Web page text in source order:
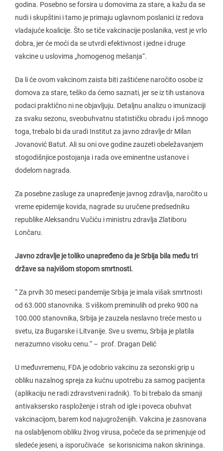
godina. Posebno se forsira u domovima za stare, a kažu da se
nudi i skupštini i tamo je primaju uglavnom poslanici iz redova
vladajuće koalicije. Što se tiče vakcinacije poslanika, vest je vrlo
dobra, jer će moći da se utvrdi efektivnost i jedne i druge
vakcine u uslovima „homogenog mešanja“.
Da li će ovom vakcinom zaista biti zaštićene naročito osobe iz
domova za stare, teško da ćemo saznati, jer se iz tih ustanova
podaci praktično ni ne objavljuju. Detaljnu analizu o imunizaciji
za svaku sezonu, sveobuhvatnu statističku obradu i još mnogo
toga, trebalo bi da uradi Institut za javno zdravlje dr Milan
Jovanović Batut. Ali su oni ove godine zauzeti obeležavanjem
stogodišnjice postojanja i rada ove eminentne ustanove i
dodelom nagrada.
Za posebne zasluge za unapređenje javnog zdravlja, naročito u
vreme epidemije kovida, nagrade su uručene predsedniku
republike Aleksandru Vučiću i ministru zdravlja Zlatiboru
Lončaru.
Javno zdravlje je toliko unapređeno da je Srbija bila među tri
države sa najvišom stopom smrtnosti.
“ Za prvih 30 meseci pandemije Srbija je imala višak smrtnosti
od 63.000 stanovnika. S viškom preminulih od preko 900 na
100.000 stanovnika, Srbija je zauzela neslavno treće mesto u
svetu, iza Bugarske i Litvanije. Sve u svemu, Srbija je platila
nerazumno visoku cenu.“ – prof. Dragan Delić
U međuvremenu, FDA je odobrio vakcinu za sezonski grip u
obliku nazalnog spreja za kućnu upotrebu za samog pacijenta
(aplikaciju ne radi zdravstveni radnik). To bi trebalo da smanji
antivaksersko rasploženje i strah od igle i poveca obuhvat
vakcinacijom, barem kod najugroženijih. Vakcina je zasnovana
na oslabljenom obliku živog virusa, počeće da se primenjuje od
sledeće jeseni, a isporučivaće se korisnicima nakon skrininga.